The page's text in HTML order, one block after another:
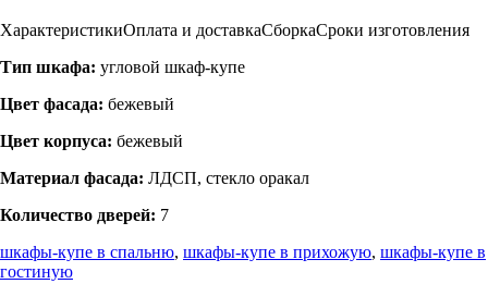
ХарактеристикиОплата и доставкаСборкаСроки изготовления
Тип шкафа: угловой шкаф-купе
Цвет фасада: бежевый
Цвет корпуса: бежевый
Материал фасада: ЛДСП, стекло оракал
Количество дверей: 7
шкафы-купе в спальню, шкафы-купе в прихожую, шкафы-купе в
гостиную